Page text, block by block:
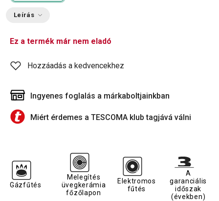
Leírás
Ez a termék már nem eladó
Hozzáadás a kedvencekhez
Ingyenes foglalás a márkaboltjainkban
Miért érdemes a TESCOMA klub tagjává válni
Gázfűtés
Melegítés
üvegkerámia
főzőlapon
Elektromos
fűtés
A
garanciális
időszak
(években)